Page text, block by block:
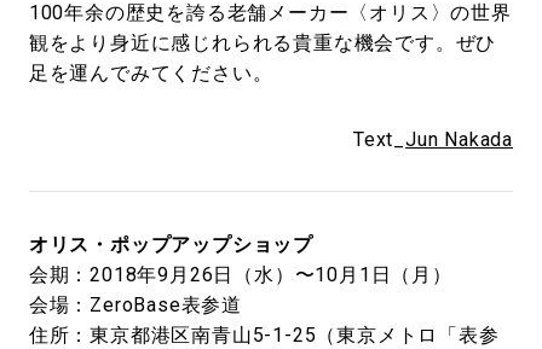
100年余の歴史を誇る老舗メーカー〈オリス〉の世界
観をより身近に感じれられる貴重な機会です。ぜひ
足を運んでみてください。
Text_Jun Nakada
オリス・ポップアップショップ
会期：2018年9月26日（水）〜10月1日（月）
会場：ZeroBase表参道
住所：東京都港区南青山5-1-25（東京メトロ「表参